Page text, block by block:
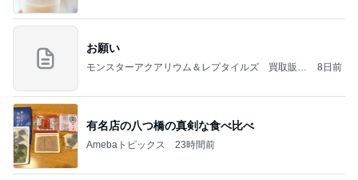
お願い
モンスターアクアリウム＆レプタイルズ 買取販売
8日前
有名店の八つ橋の真剣な食べ比べ
Amebaトピックス 23時間前